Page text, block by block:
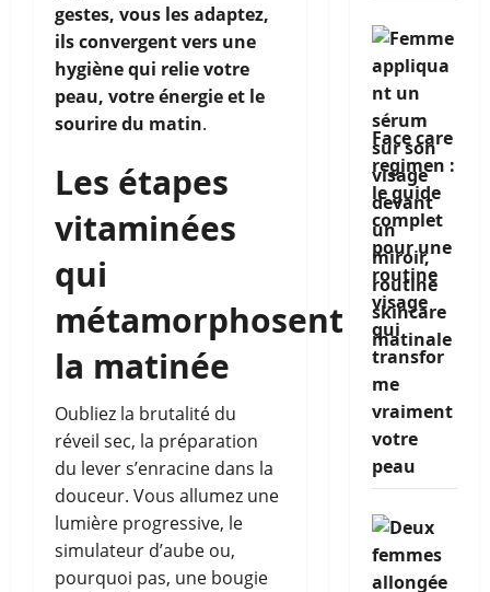
gestes, vous les adaptez,
ils convergent vers une
hygiène qui relie votre
peau, votre énergie et le
sourire du matin.
Les étapes
vitaminées
qui
métamorphosent
la matinée
Oubliez la brutalité du
réveil sec, la préparation
du lever s’enracine dans la
douceur. Vous allumez une
lumière progressive, le
simulateur d’aube ou,
pourquoi pas, une bougie
Face care
regimen :
le guide
complet
pour une
routine
visage
qui
transfor
me
vraiment
votre
peau